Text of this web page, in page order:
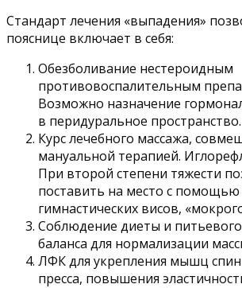
Стандарт лечения «выпадения»
пояснице включает в себя:
Обезболивание нестероидным
противовоспалительным
Возможно назначение
в перидуральное пространство.
Курс лечебного массажа,
мануальной терапией.
При второй степени тяжести
поставить на место с помощью
гимнастических висов,
Соблюдение диеты и питьевого
баланса для нормализации
ЛФК для укрепления мышц
пресса, повышения